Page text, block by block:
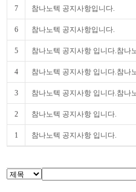
7 참나노텍 공지사항입니다.
6 참나노텍 공지사항입니다.
5 참나노텍 공지사항 입니다.참나
4 참나노텍 공지사항 입니다.참나
3 참나노텍 공지사항 입니다.참나
2 참나노텍 공지사항 입니다.
1 참나노텍 공지사항 입니다.